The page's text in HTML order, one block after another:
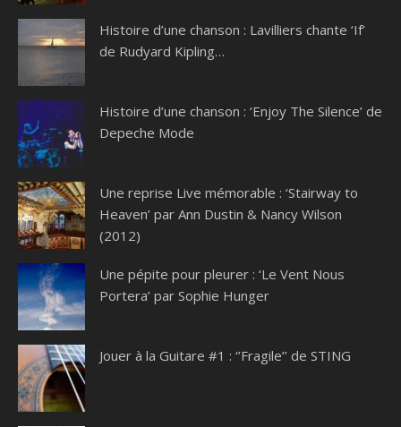
Histoire d’une chanson : Lavilliers chante ‘If’
de Rudyard Kipling…
Histoire d’une chanson : ‘Enjoy The Silence’ de
Depeche Mode
Une reprise Live mémorable : ‘Stairway to
Heaven’ par Ann Dustin & Nancy Wilson
(2012)
Une pépite pour pleurer : ‘Le Vent Nous
Portera’ par Sophie Hunger
Jouer à la Guitare #1 : ‘’Fragile’’ de STING